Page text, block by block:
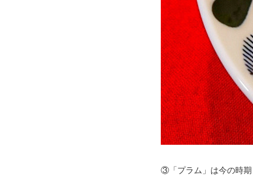
③「プラム」は今の時期